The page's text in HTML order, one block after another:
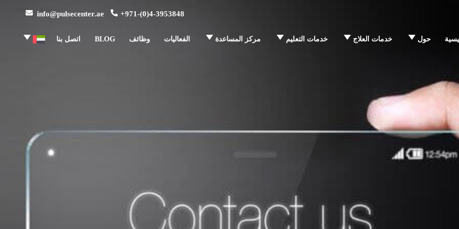
info@pulsecenter.ae +971-(0)4-3953848
حول خدمات العلاج خدمات التعليم مركز المساعدة الفعاليات وظائف BLOG اتصل بنا